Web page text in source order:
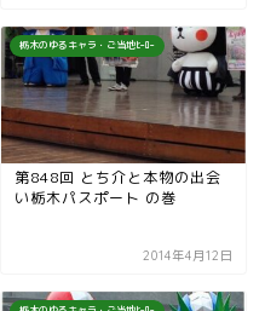
栃木のゆるキャラ・ご当地ﾋｰﾛｰ
第848回 とち介と本物の出会
い栃木パスポート の巻
2014年4月12日